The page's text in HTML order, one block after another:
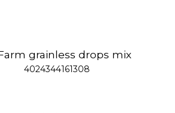
grainless drops mix
4024344161308